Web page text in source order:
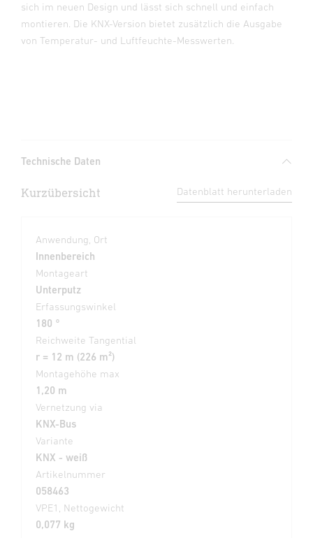
sich im neuen Design und lässt sich schnell und einfach
montieren. Die KNX-Version bietet zusätzlich die Ausgabe
von Temperatur- und Luftfeuchte-Messwerten.
Technische Daten
Kurzübersicht Datenblatt herunterladen
Anwendung, Ort
Innenbereich
Montageart
Unterputz
Erfassungswinkel
180 °
Reichweite Tangential
r = 12 m (226 m²)
Montagehöhe max
1,20 m
Vernetzung via
KNX-Bus
Variante
KNX - weiß
Artikelnummer
058463
VPE1, Nettogewicht
0,077 kg